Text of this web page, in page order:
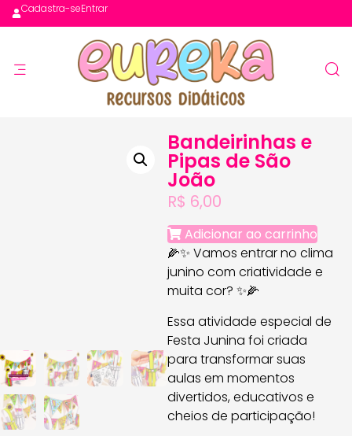
Cadastra-seEntrar
Bandeirinhas e
Pipas de São
João
R$ 6,00
Adicionar ao carrinho
🌽✨ Vamos entrar no clima
junino com criatividade e
muita cor? ✨🌽
Essa atividade especial de
Festa Junina foi criada
para transformar suas
aulas em momentos
divertidos, educativos e
cheios de participação!